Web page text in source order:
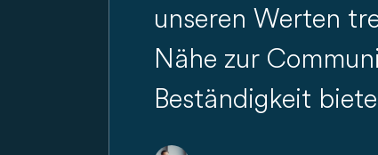
unseren Werten
Nähe zur
Beständigkeit